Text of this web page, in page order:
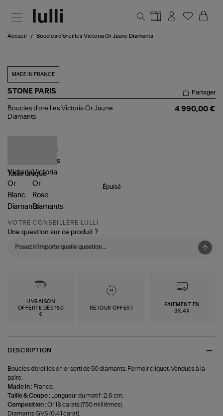
Accueil Boucles d'oreilles Victoria Or Jaune Diamants
MADE IN FRANCE
STONE PARIS
Boucles
d'oreilles
Partager
Boucles d'oreilles Victoria Or Jaune
Diamants
4 990,00 €
Tailleunique
Épuisé
VOTRE CONSEILLÈRE LULLI
Une question sur ce produit ?
LIVRAISON
OFFERTE DÈS 150
€
RETOUR OFFERT
PAIEMENT EN
3X,4X
DESCRIPTION
Boucles d'oreilles en or serti de 50 diamants. Fermoir cliquet. Vendues à la
paire.
Made in : France.
Taille & Coupe :
Longueur du motif : 2,6 cm.
Composition :Or 18 carats (750 millièmes).
Diamants GVS (0,41 carat).